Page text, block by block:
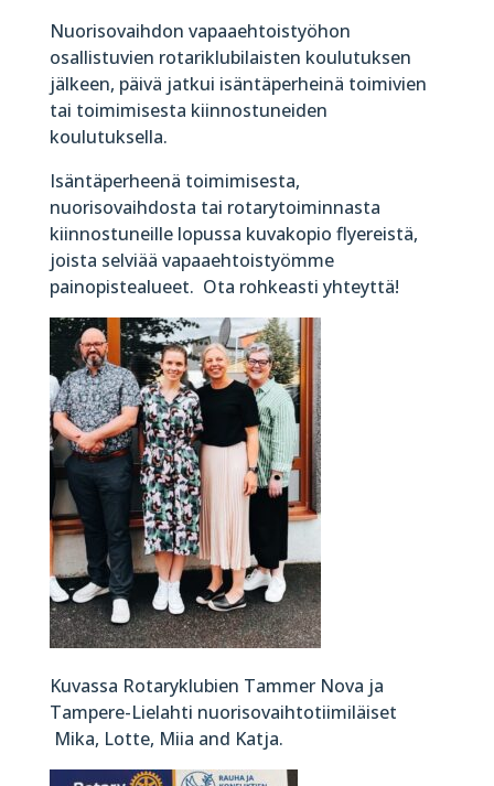
Nuorisovaihdon vapaaehtoistyöhon
osallistuvien rotariklubilaisten koulutuksen
jälkeen, päivä jatkui isäntäperheinä toimivien
tai toimimisesta kiinnostuneiden
koulutuksella.
Isäntäperheenä toimimisesta,
nuorisovaihdosta tai rotarytoiminnasta
kiinnostuneille lopussa kuvakopio flyereistä,
joista selviää vapaaehtoistyömme
painopistealueet. Ota rohkeasti yhteyttä!
Kuvassa Rotaryklubien Tammer Nova ja
Tampere-Lielahti nuorisovaihtotiimiläiset
Mika, Lotte, Miia and Katja.